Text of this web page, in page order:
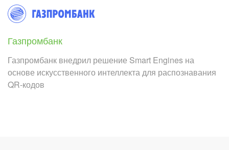
Газпромбанк
Газпромбанк внедрил решение Smart Engines на
основе искусственного интеллекта для распознавания
QR-кодов